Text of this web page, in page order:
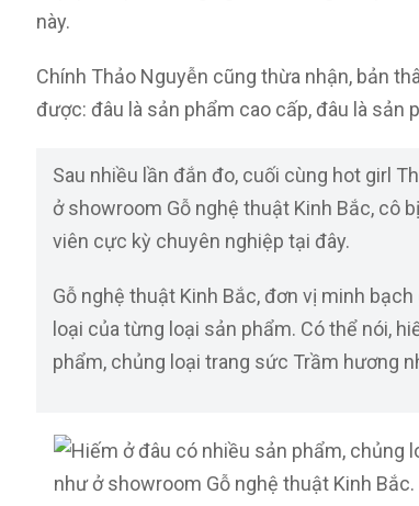
này.
Chính Thảo Nguyễn cũng thừa nhận, bản
được: đâu là sản phẩm cao cấp, đâu là sản
Sau nhiều lần đắn đo, cuối cùng hot girl
ở showroom Gỗ nghệ thuật Kinh Bắc, cô
viên cực kỳ chuyên nghiệp tại đây.
Gỗ nghệ thuật Kinh Bắc, đơn vị minh
loại của từng loại sản phẩm. Có thể nói,
phẩm, chủng loại trang sức Trầm hương